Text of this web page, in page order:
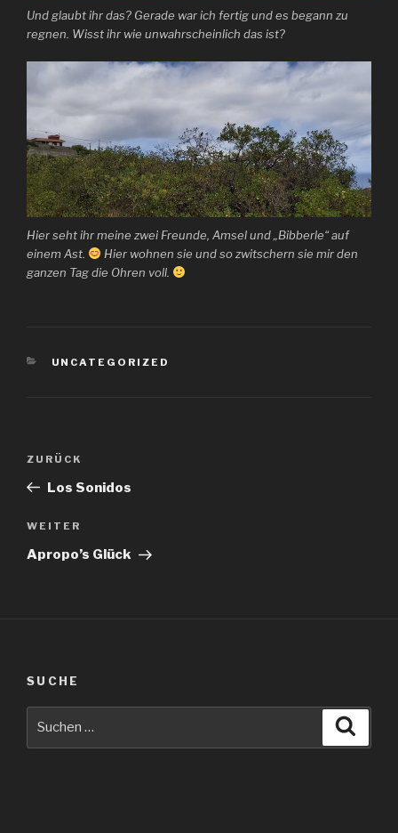
Und glaubt ihr das? Gerade war ich fertig und es begann zu
regnen. Wisst ihr wie unwahrscheinlich das ist?
Hier seht ihr meine zwei Freunde, Amsel und „Bibberle“ auf
einem Ast.
Hier wohnen sie und so zwitschern sie mir den
ganzen Tag die Ohren voll.
KATEGORIEN
UNCATEGORIZED
Beitragsnavigation
Vorheriger
Beitrag
ZURÜCK
Los Sonidos
Nächster
Beitrag
WEITER
Apropo’s Glück
SUCHE